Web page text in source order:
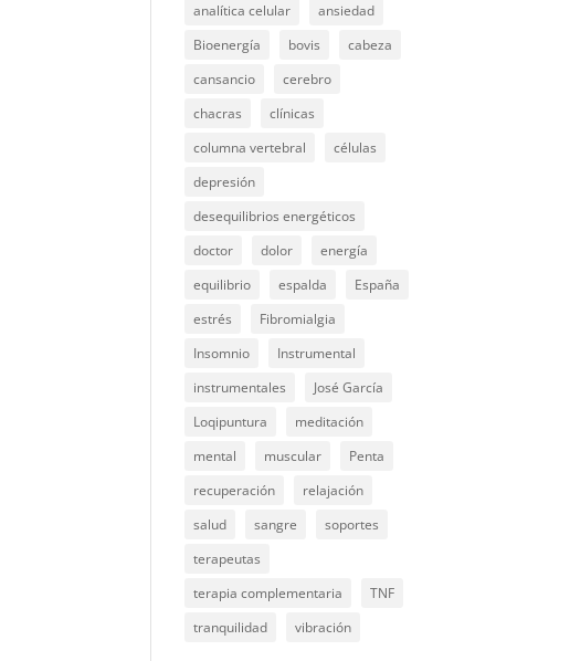
analítica celular
ansiedad
Bioenergía
bovis
cabeza
cansancio
cerebro
chacras
clínicas
columna vertebral
células
depresión
desequilibrios energéticos
doctor
dolor
energía
equilibrio
espalda
España
estrés
Fibromialgia
Insomnio
Instrumental
instrumentales
José García
Loqipuntura
meditación
mental
muscular
Penta
recuperación
relajación
salud
sangre
soportes
terapeutas
terapia complementaria
TNF
tranquilidad
vibración